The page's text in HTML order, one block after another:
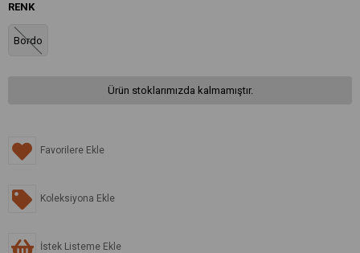
RENK
Bordo
Ürün stoklarımızda kalmamıştır.
Favorilere Ekle
Koleksiyona Ekle
İstek Listeme Ekle